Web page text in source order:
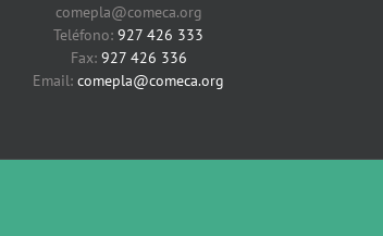
comepla@comeca.org
Teléfono: 927 426 333
Fax: 927 426 336
Email: comepla@comeca.org